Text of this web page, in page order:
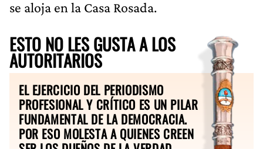
se aloja en la Casa Rosada.
ESTO NO LES GUSTA A LOS
AUTORITARIOS
EL EJERCICIO DEL PERIODISMO
PROFESIONAL Y CRÍTICO ES UN PILAR
FUNDAMENTAL DE LA DEMOCRACIA.
POR ESO MOLESTA A QUIENES CREEN